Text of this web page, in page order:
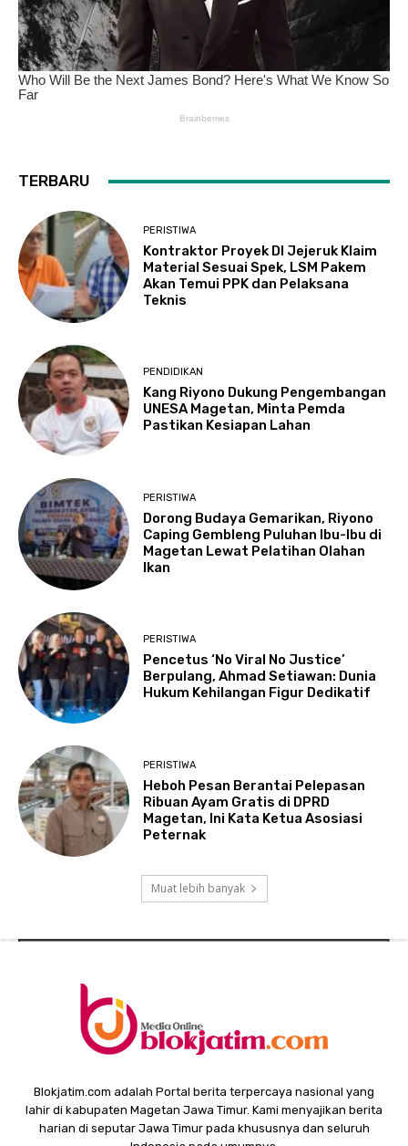
TERBARU
PERISTIWA
Kontraktor Proyek DI Jejeruk Klaim
Material Sesuai Spek, LSM Pakem
Akan Temui PPK dan Pelaksana
Teknis
PENDIDIKAN
Kang Riyono Dukung Pengembangan
UNESA Magetan, Minta Pemda
Pastikan Kesiapan Lahan
PERISTIWA
Dorong Budaya Gemarikan, Riyono
Caping Gembleng Puluhan Ibu-Ibu di
Magetan Lewat Pelatihan Olahan
Ikan
PERISTIWA
Pencetus ‘No Viral No Justice’
Berpulang, Ahmad Setiawan: Dunia
Hukum Kehilangan Figur Dedikatif
PERISTIWA
Heboh Pesan Berantai Pelepasan
Ribuan Ayam Gratis di DPRD
Magetan, Ini Kata Ketua Asosiasi
Peternak
Muat lebih banyak
Blokjatim.com adalah Portal berita terpercaya nasional yang
lahir di kabupaten Magetan Jawa Timur. Kami menyajikan berita
harian di seputar Jawa Timur pada khususnya dan seluruh